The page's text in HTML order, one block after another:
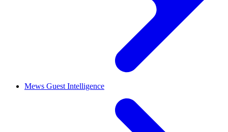
Mews Guest Intelligence